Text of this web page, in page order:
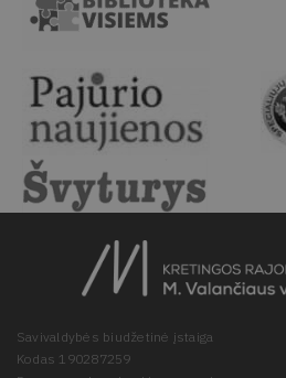
Savivaldybės biudžetinė įstaiga
Kodas 190287259